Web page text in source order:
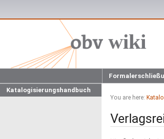
Katalogisierungshandbuch
You are here: